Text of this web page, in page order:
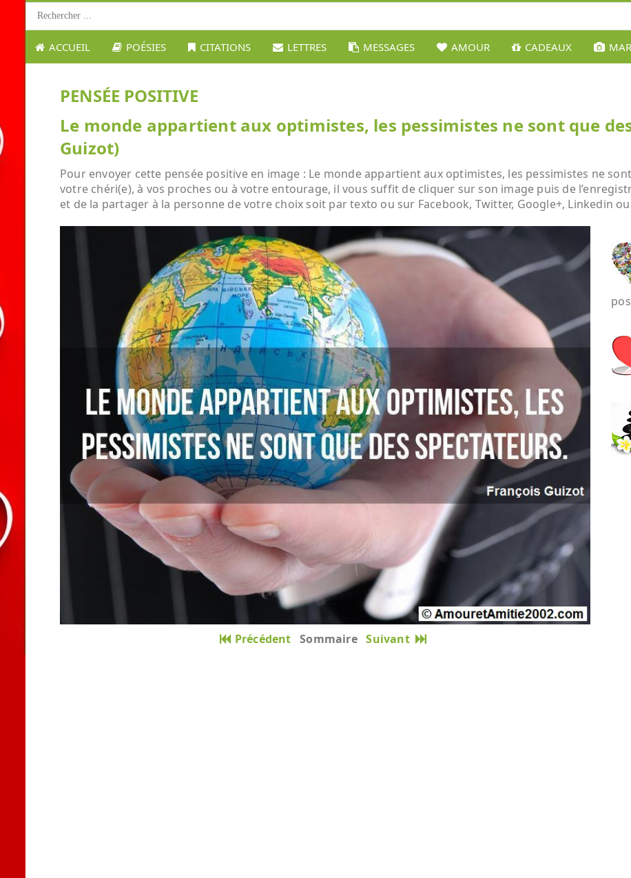
ACCUEIL POÉSIES CITATIONS LETTRES MESSAGES AMOUR CADEAUX
PENSÉE POSITIVE
Le monde appartient aux optimistes, les pessimistes ne sont que
Guizot)
Pour envoyer cette pensée positive en image : Le monde appartient aux optimistes, les pessimistes ne
votre chéri(e), à vos proches ou à votre entourage, il vous suffit de cliquer sur son image puis de
et de la partager à la personne de votre choix soit par texto ou sur Facebook, Twitter, Google+, Linkedin
Précédent Sommaire Suivant